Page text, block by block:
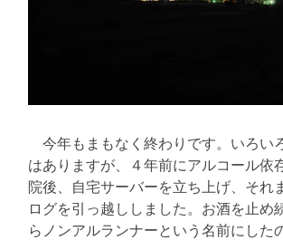
今年もまもなく終わりです。いろい
はありますが、４年前にアルコール依
院後、自宅サーバーを立ち上げ、それ
ログを引っ越ししました。お酒を止め
らノンアルランナーという名前にした